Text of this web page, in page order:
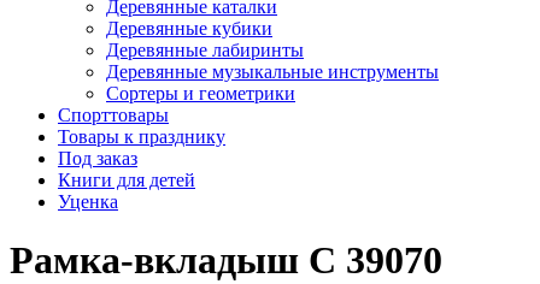
Деревянные каталки
Деревянные кубики
Деревянные лабиринты
Деревянные музыкальные инструменты
Сортеры и геометрики
Спорттовары
Товары к празднику
Под заказ
Книги для детей
Уценка
Рамка-вкладыш С 39070